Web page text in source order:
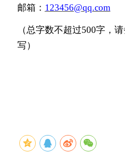
邮箱： 123456@qq.com
（总字数不超过500字，
写）